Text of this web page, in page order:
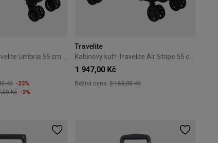
Kč -23%
Kč -2%
Travelite
1 947,00 Kč
Běžná cena:2 163,00 Kč